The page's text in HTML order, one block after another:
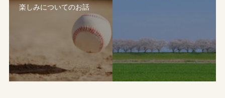
楽しみについてのお話